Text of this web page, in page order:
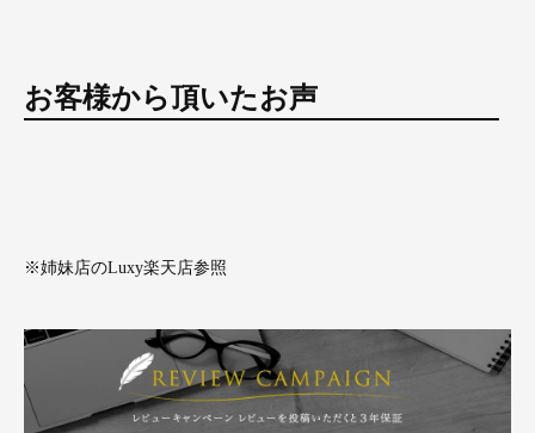
お客様から頂いたお声
※姉妹店のLuxy楽天店参照